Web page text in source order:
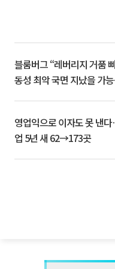
블룸버그 “레버리지 거품
동성 최악 국면 지났을 가
영업익으로 이자도 못 낸
업 5년 새 62→173곳